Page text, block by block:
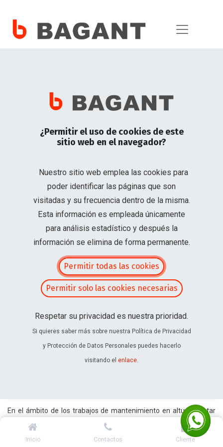
Elevadores de tijera: una
solución versátil para el
mantenimiento en altura
18 de septiembre de 2024 por
SALAZAR NAVA EDUARDO JOSE
En el ámbito de los trabajos de mantenimiento en altura, contar
con el equipo adecuado es crucial para garantizar tanto la
seguridad como la eficiencia. Los elevadores de tijera han
Inicio Contactos Cliente
¿Permitir el uso de cookies de este
sitio web en el navegador?
Nuestro sitio web emplea las cookies para
poder identificar las páginas que son
visitadas y su frecuencia dentro de la misma.
Esta información es empleada únicamente
para análisis estadístico y después la
información se elimina de forma permanente.
Permitir todas las cookies
Permitir solo las cookies necesarias
Respetar su privacidad es nuestra prioridad.
Si quieres saber más sobre nuestra Política de Privacidad
y Protección de Datos Personales puedes hacerlo
visitando el enlace